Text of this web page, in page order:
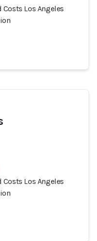
Los Angeles
Los Angeles